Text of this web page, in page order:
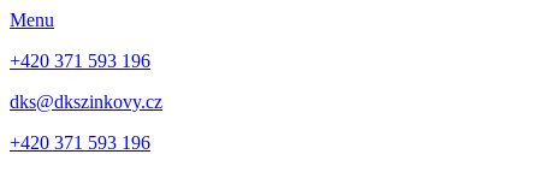
Menu
+420 371 593 196
dks@dkszinkovy.cz
+420 371 593 196